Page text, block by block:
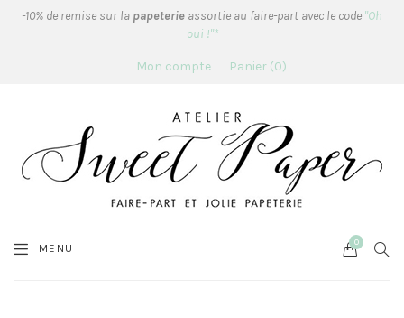
-10% de remise sur la papeterie assortie au faire-part avec le code "Oh
oui !"*
Mon compte Panier 0
MENU Cart
0